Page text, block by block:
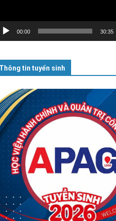
00:00 30:35
Thông tin tuyển sinh